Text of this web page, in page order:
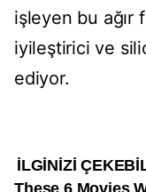
işleyen bu ağır
iyileştirici ve
ediyor.